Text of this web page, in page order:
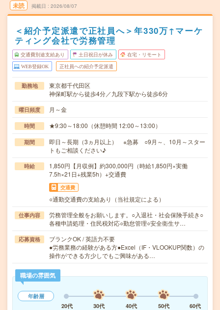
未読 掲載日 2026/08/07
＜紹介予定派遣で正社員へ＞年330万↑マーケ
ティング会社で労務管理
交通費別途支給あり 土日祝日が休み 在宅・リモート
WEB登録OK 正社員への紹介予定派遣
勤務地
東京都千代田区
神保町駅から徒歩4分／九段下駅から徒歩6分
曜日頻度 月～金
時間 ★9:30～18:00（休憩時間 12:00～13:00）
期間
即日～長期（3ヵ月以上） ※急募 ○9月～、10月～スター
トもご相談ください♪
時給
1,850円【月収例】約300,000円（時給1,850円×実働
7.5h×21日+残業5h）+交通費
交通費
○通勤交通費の支給あり（当社規定による）
仕事内容
労務管理全般をお願いします。○入退社・社会保険手続き○
各種申請処理・住民税対応○勤怠管理○安全衛生サ…
応募資格
ブランクOK / 英語力不要
●労務業務の経験がある方●Excel（IF・VLOOKUP関数）の
操作ができる方少しでもご興味がある…
職場の雰囲気
年齢層
20代
30代 40代 50代
60代